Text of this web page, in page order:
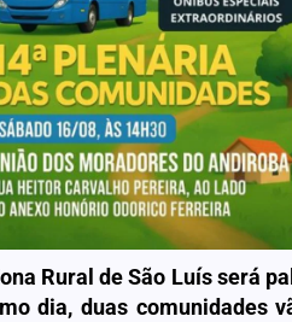
Rural de São Luís será
dia, duas comunidades